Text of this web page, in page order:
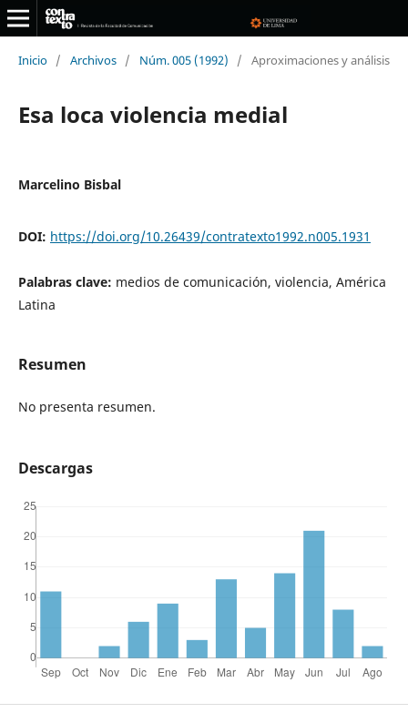
Inicio / Archivos / Núm. 005 (1992) / Aproximaciones y análisis
Esa loca violencia medial
Marcelino Bisbal
DOI: https://doi.org/10.26439/contratexto1992.n005.1931
Palabras clave: medios de comunicación, violencia, América
Latina
Resumen
No presenta resumen.
Descargas